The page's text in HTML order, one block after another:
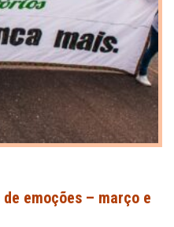
emoções – março e